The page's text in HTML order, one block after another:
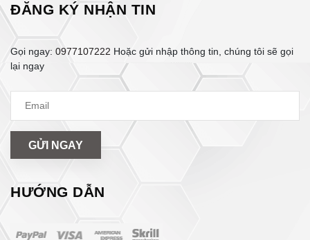
ĐĂNG KÝ NHẬN TIN
Gọi ngay: 0977107222 Hoặc gửi nhập thông tin, chúng tôi sẽ gọi
lại ngay
GỬI NGAY
HƯỚNG DẪN